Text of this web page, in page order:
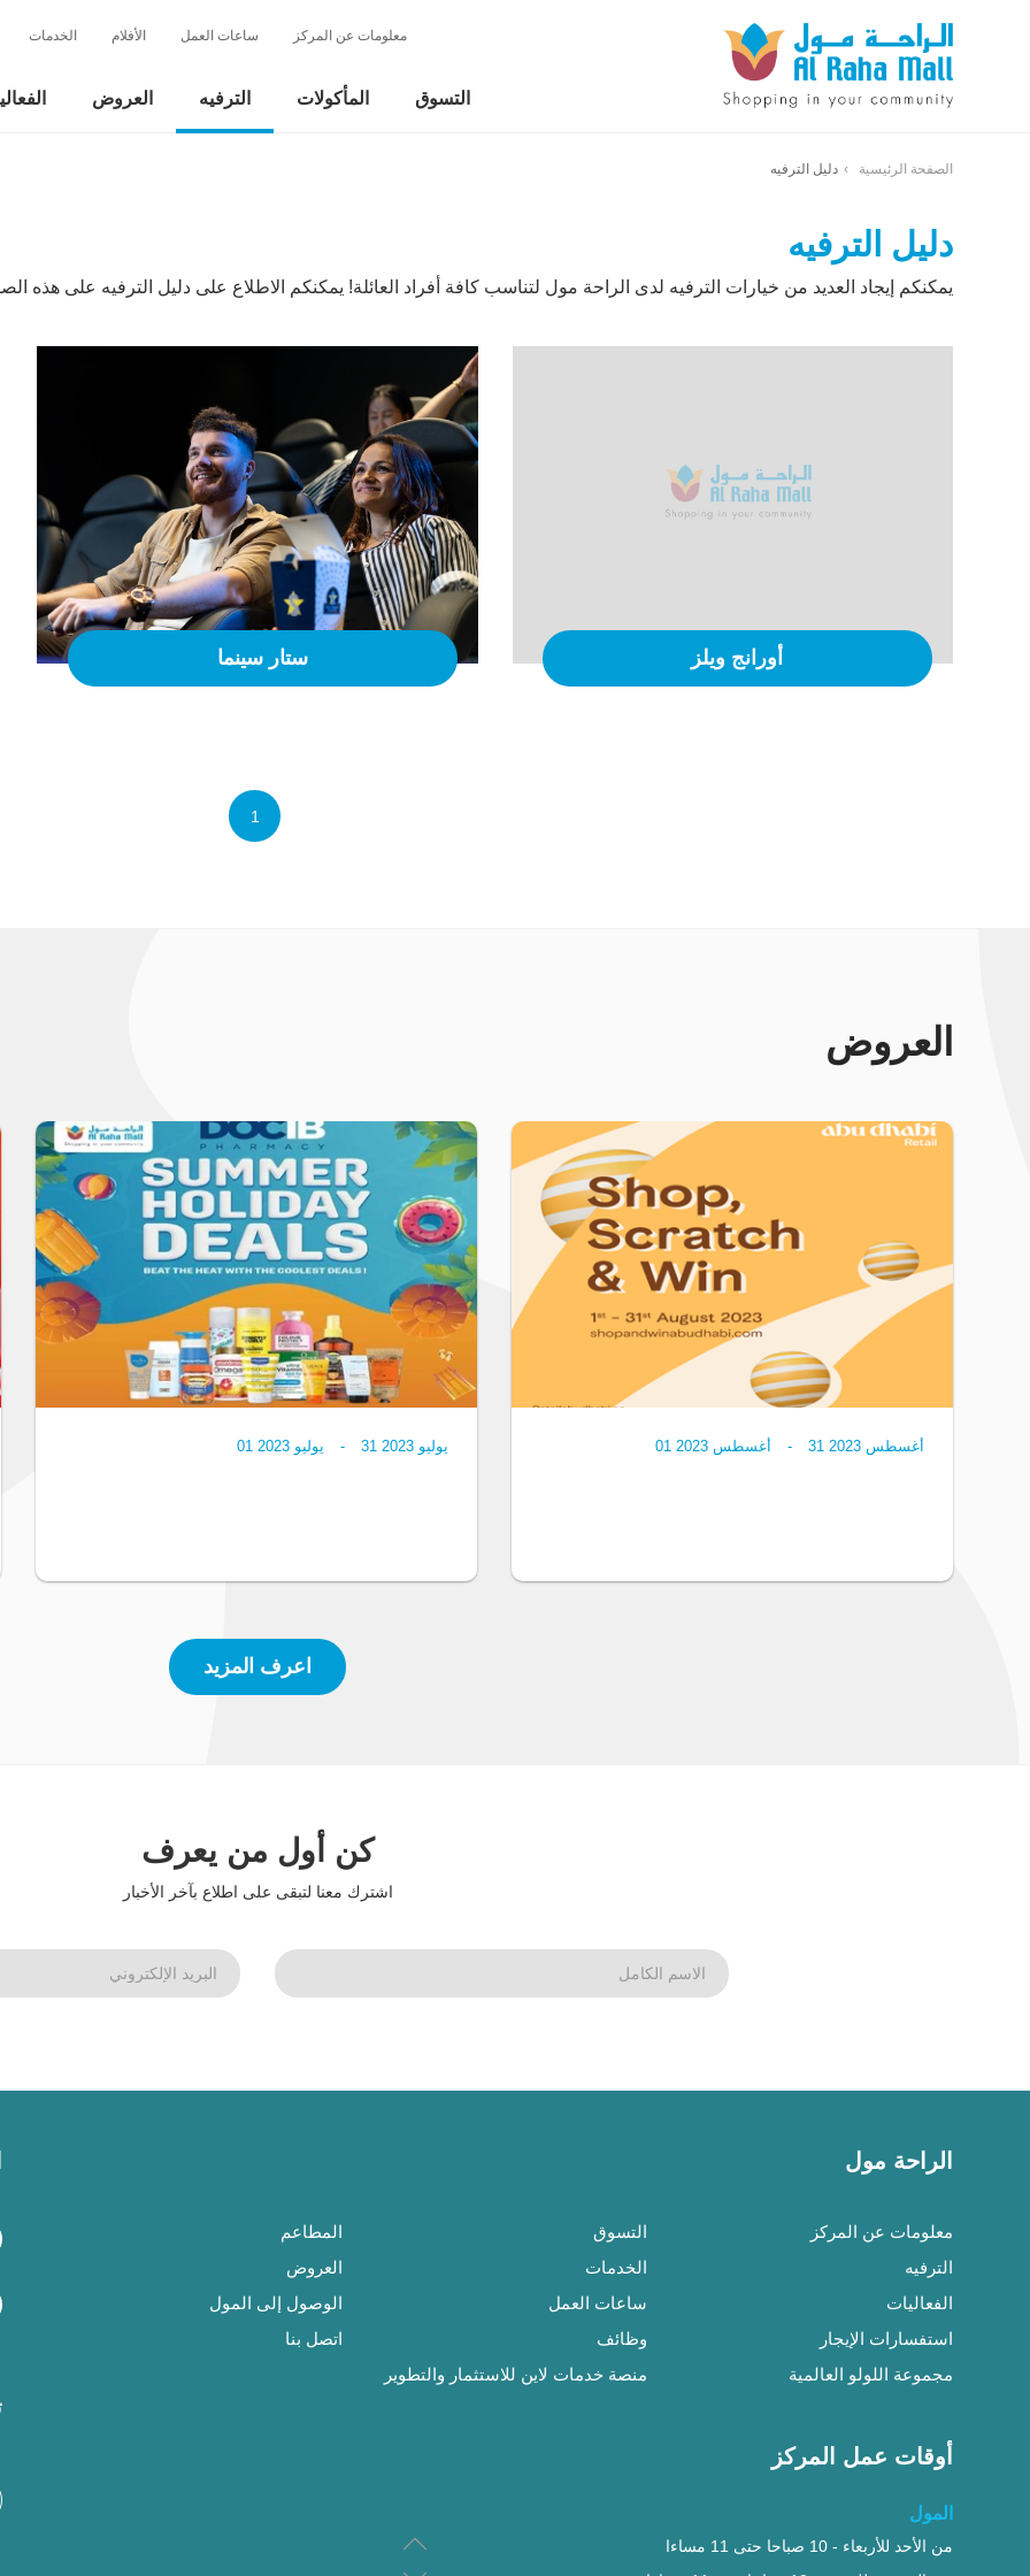
معلومات عن المركز ساعات العمل الأفلام الخدمات
التسوق المأكولات الترفيه العروض
الصفحة الرئيسية دليل الترفيه
دليل الترفيه
يمكنكم إيجاد العديد من خيارات الترفيه لدى الراحة مول لتناسب كافة أفراد العائلة! يمكنكم الاطلاع على دليل الترفيه على هذه
أورانج ويلز ستار سينما
1
العروض
يوليو 2023 - 31 يوليو 2023 مايو 2023 - 28 مايو 2023
اعرف المزيد
كن أول من يعرف
اشترك معنا لتبقى على اطلاع بآخر الأخبار
الراحة مول
معلومات عن المركز التسوق
المطاعم
الترفيه
الخدمات
العروض
الفعاليات
ساعات العمل
الوصول إلى المول
استفسارات الإيجار
وظائف
اتصل بنا
مجموعة اللولو العالمية
منصة خدمات لاين للاستثمار والتطوير
أوقات عمل المركز
"لولو اكسبرس ومتاجر الإلكترونيات
8صباحا حتى 11:30 مساءا